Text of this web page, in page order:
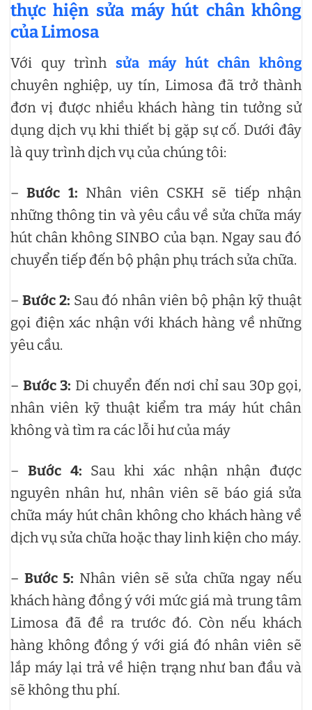
thực hiện sửa máy hút chân không
của Limosa
Với quy trìnhsửa máy hút chân không
chuyên nghiệp, uy tín, Limosa đã trở thành
đơn vị được nhiều khách hàng tin tưởng sử
dụng dịch vụ khi thiết bị gặp sự cố. Dưới đây
là quy trình dịch vụ của chúng tôi:
–Bước 1: Nhân viên CSKH sẽ tiếp nhận
những thông tin và yêu cầu về sửa chữa máy
hút chân không SINBO của bạn. Ngay sau đó
chuyển tiếp đến bộ phận phụ trách sửa chữa.
– Bước 2: Sau đó nhân viên bộ phận kỹ thuật
gọi điện xác nhận với khách hàng về những
yêu cầu.
– Bước 3: Di chuyển đến nơi chỉ sau 30p gọi,
nhân viên kỹ thuật kiểm tra máy hút chân
không và tìm ra các lỗi hư của máy
– Bước 4: Sau khi xác nhận nhận được
nguyên nhân hư, nhân viên sẽ báo giá sửa
chữa máy hút chân không cho khách hàng về
dịch vụ sửa chữa hoặc thay linh kiện cho máy.
– Bước 5: Nhân viên sẽ sửa chữa ngay nếu
khách hàng đồng ý với mức giá mà trung tâm
Limosa đã đề ra trước đó. Còn nếu khách
hàng không đồng ý với giá đó nhân viên sẽ
lắp máy lại trả về hiện trạng như ban đầu và
sẽ không thu phí.